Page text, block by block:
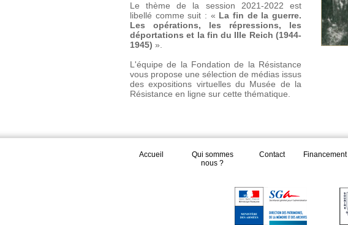
Le thème de la session 2021-2022 est
libellé comme suit : « La fin de la guerre.
Les opérations, les répressions, les
déportations et la fin du IIIe Reich (1944-
1945) ».
L'équipe de la Fondation de la Résistance
vous propose une sélection de médias issus
des expositions virtuelles du Musée de la
Résistance en ligne sur cette thématique.
Accueil
Qui sommes
nous ?
Contact Financement